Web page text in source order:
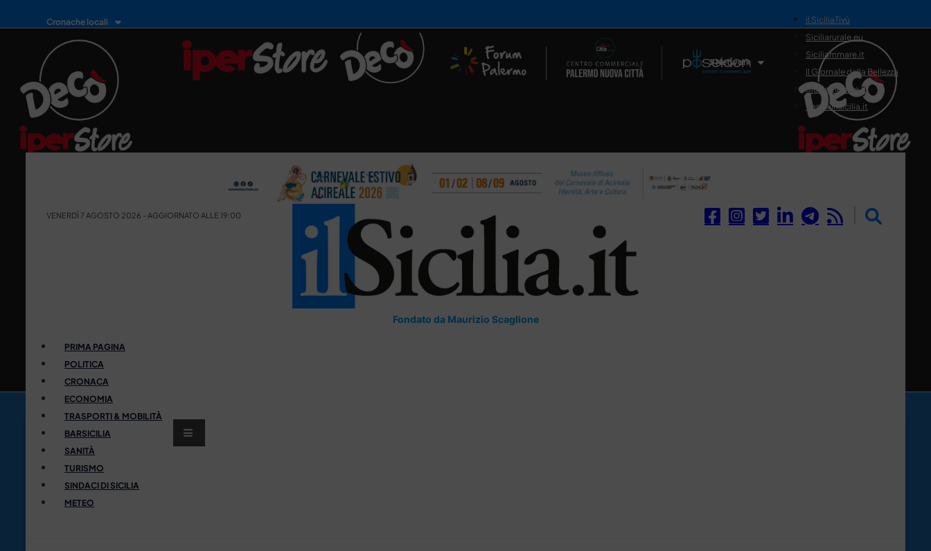
Cronache locali
Il Network
il SiciliaTivù
Siciliarurale.eu
Siciliammare.it
Il Giornale della Bellezza
Siciliamedica.it
Sanitainsicilia.it
VENERDÌ 7 AGOSTO 2026 - AGGIORNATO ALLE 19:00
Fondato da Maurizio Scaglione
PRIMA PAGINA
POLITICA
CRONACA
ECONOMIA
TRASPORTI & MOBILITÀ
BARSICILIA
SANITÀ
TURISMO
SINDACI DI SICILIA
METEO